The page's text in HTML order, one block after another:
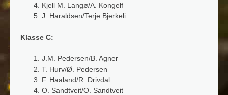
Kjell M. Langø/A. Kongelf
J. Haraldsen/Terje Bjerkeli
Klasse C:
J.M. Pedersen/B. Agner
T. Hurv/Ø. Pedersen
F. Haaland/R. Drivdal
O. Sandtveit/O. Sandtveit